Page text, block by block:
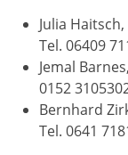
Julia
Tel. 06409
Jemal
0152
Bernhard
Tel. 0641